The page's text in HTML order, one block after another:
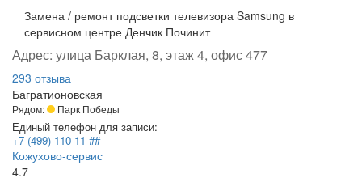
Замена / ремонт подсветки телевизора Samsung в
сервисном центре Денчик Починит
Адрес: улица Барклая, 8, этаж 4, офис 477
293 отзыва
Багратионовская
Рядом: Парк Победы
Единый телефон для записи:
+7 (499) 110-11-##
Кожухово-сервис
4.7